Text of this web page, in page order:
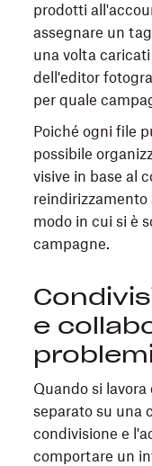
prodotti
assegnare un
una volta
dell'editor
per quale
Poiché ogni file
possibile
visive in base al
reindirizzamento
modo in cui si è
campagne.
e
Quando si
separato su una
condivisione e
comportare un